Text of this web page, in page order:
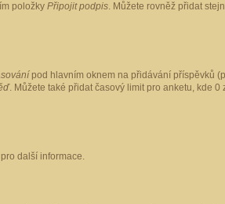
položky Připojit podpis. Můžete rovněž přidat
pod hlavním oknem na přidávání příspěvků
. Můžete také přidat časový limit pro anketu, kde
další informace.